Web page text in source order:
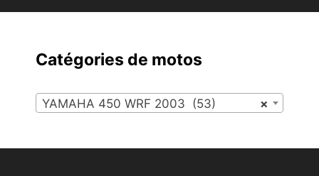
Catégories de motos
×
YAMAHA 450 WRF 2003 (53)